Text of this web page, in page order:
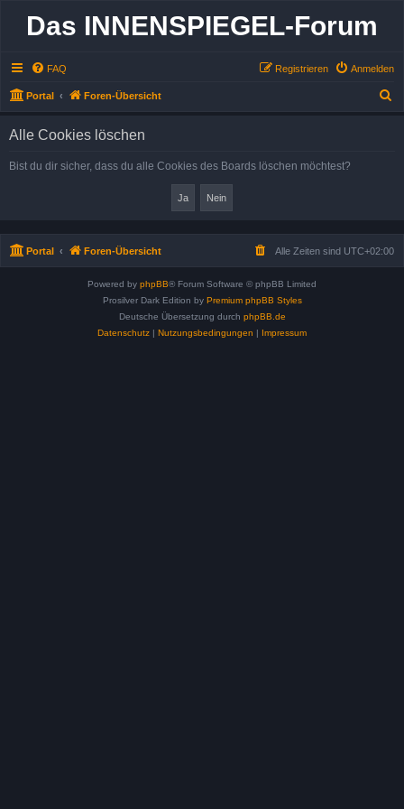
Das INNENSPIEGEL-Forum
FAQ Anmelden
Registrieren
Portal Foren-Übersicht
Alle Cookies löschen
Bist du dir sicher, dass du alle Cookies des Boards löschen möchtest?
Portal Foren-Übersicht Alle Zeiten sind UTC+02:00
Powered by phpBB® Forum Software © phpBB Limited
Prosilver Dark Edition by Premium phpBB Styles
Deutsche Übersetzung durch phpBB.de
Datenschutz | Nutzungsbedingungen | Impressum